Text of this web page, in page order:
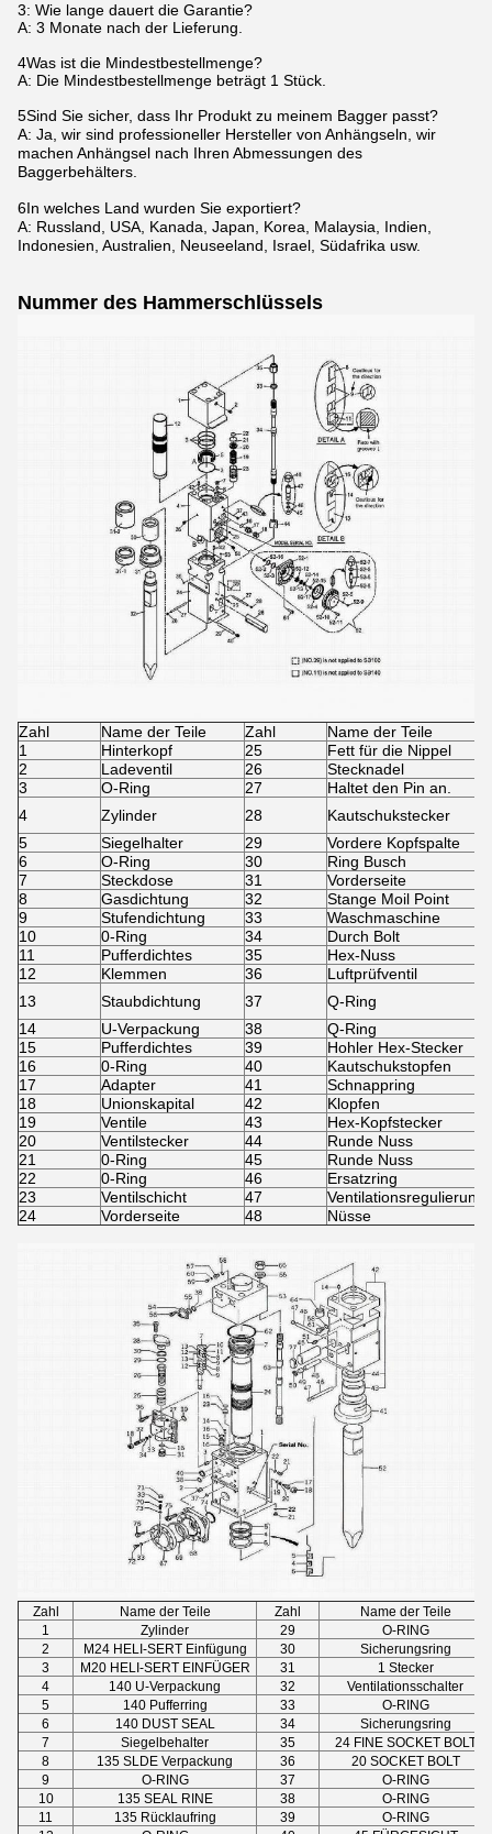
3: Wie lange dauert die Garantie?
A: 3 Monate nach der Lieferung.
4Was ist die Mindestbestellmenge?
A: Die Mindestbestellmenge beträgt 1 Stück.
5Sind Sie sicher, dass Ihr Produkt zu meinem Bagger passt?
A: Ja, wir sind professioneller Hersteller von Anhängseln, wir
machen Anhängsel nach Ihren Abmessungen des
Baggerbehälters.
6In welches Land wurden Sie exportiert?
A: Russland, USA, Kanada, Japan, Korea, Malaysia, Indien,
Indonesien, Australien, Neuseeland, Israel, Südafrika usw.
Nummer des Hammerschlüssels
Zahl Name der Teile Zahl
Name der Teile
1
Hinterkopf 25
Fett für die Nippel
2
Ladeventil 26
Stecknadel
3
O-Ring 27
Haltet den Pin an.
4
Zylinder 28
Kautschukstecker
5
Siegelhalter 29
Vordere Kopfspalte
6
O-Ring 30
Ring Busch
7
Steckdose 31
Vorderseite
8
Gasdichtung 32
Stange Moil Point
9
Stufendichtung 33
Waschmaschine
10
0-Ring 34
Durch Bolt
11
Pufferdichtes 35
Hex-Nuss
12
Klemmen 36
Luftprüfventil
13
Staubdichtung 37
Q-Ring
14
U-Verpackung 38
Q-Ring
15
Pufferdichtes 39
Hohler Hex-Stecker
16
0-Ring 40
Kautschukstopfen
17
Adapter 41
Schnappring
18
Unionskapital 42
Klopfen
19
Ventile 43
Hex-Kopfstecker
20
Ventilstecker 44
Runde Nuss
21
0-Ring 45
Runde Nuss
22
0-Ring 46
Ersatzring
23
Ventilschicht 47
Ventilationsregulierung
24
Vorderseite 48 Nüsse
Zahl Name der Teile Zahl
Name der Teile
1
Zylinder 29
O-RING
2
M24 HELI-SERT Einfügung 30
Sicherungsring
3
M20 HELI-SERT EINFÜGER 31
1 Stecker
4
140 U-Verpackung 32
Ventilationsschalter
5
140 Pufferring 33
O-RING
6
140 DUST SEAL 34
Sicherungsring
7
Siegelbehalter 35
24 FINE SOCKET BOLT
8
135 SLDE Verpackung 36
20 SOCKET BOLT
9
O-RING 37
O-RING
10
135 SEAL RINE 38
O-RING
11
135 Rücklaufring 39
O-RING